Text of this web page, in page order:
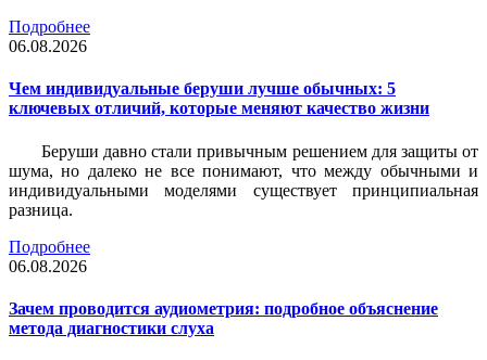
Подробнее
06.08.2026
Чем индивидуальные беруши лучше обычных: 5
ключевых отличий, которые меняют качество жизни
Беруши давно стали привычным решением для защиты от
шума, но далеко не все понимают, что между обычными и
индивидуальными моделями существует принципиальная
разница.
Подробнее
06.08.2026
Зачем проводится аудиометрия: подробное объяснение
метода диагностики слуха